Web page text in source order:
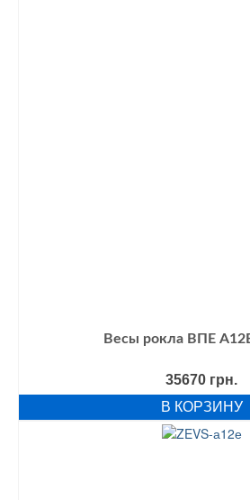
Весы рокла ВПЕ
35670 грн.
В КОРЗИНУ